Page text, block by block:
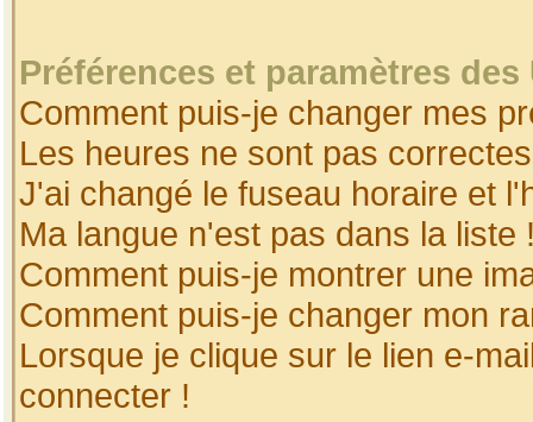
Préférences et paramètres
Comment puis-je changer mes
Les heures ne sont pas
J'ai changé le fuseau horaire et
Ma langue n'est pas dans la liste
Comment puis-je montrer une
Comment puis-je changer mon
Lorsque je clique sur le lien e-
connecter !